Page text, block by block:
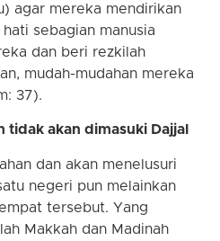
agar mereka mendirikan
sebagian manusia
dan beri rezkilah
mudah-mudahan mereka
37).
tidak akan dimasuki Dajjal
dan akan menelusuri
negeri pun melainkan
tersebut. Yang
Makkah dan Madinah